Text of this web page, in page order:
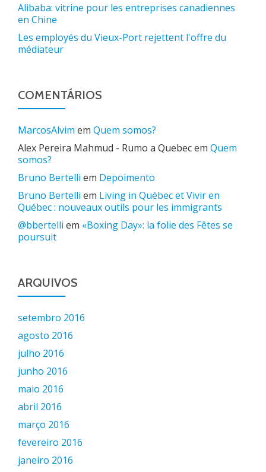
Alibaba: vitrine pour les entreprises canadiennes
en Chine
Les employés du Vieux-Port rejettent l'offre du
médiateur
COMENTÁRIOS
MarcosAlvim em Quem somos?
Alex Pereira Mahmud - Rumo a Quebecem Quem
somos?
Bruno Bertelli em Depoimento
Bruno Bertelli em Living in Québec et Vivir en
Québec : nouveaux outils pour les immigrants
@bbertelli em «Boxing Day»: la folie des Fêtes se
poursuit
ARQUIVOS
setembro 2016
agosto 2016
julho 2016
junho 2016
maio 2016
abril 2016
março 2016
fevereiro 2016
janeiro 2016